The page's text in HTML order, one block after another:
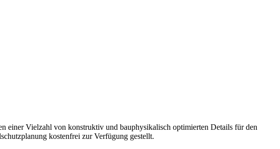
einer Vielzahl von konstruktiv und bauphysikalisch optimierten Details für den
kostenfrei zur Verfügung gestellt.